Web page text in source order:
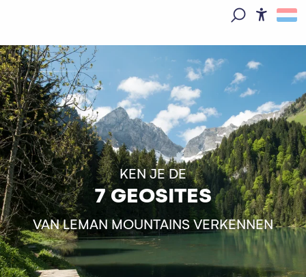
principal
KEN JE DE
7 GEOSITES
VAN LEMAN MOUNTAINS VERKENNEN